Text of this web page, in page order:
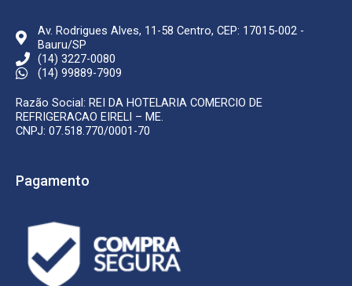
Av. Rodrigues Alves, 11-58 Centro, CEP: 17015-002 -
Bauru/SP
(14) 3227-0080
(14) 99889-7909
Razão Social: REI DA HOTELARIA COMERCIO DE
REFRIGERACAO EIRELI – ME.
CNPJ: 07.518.770/0001-70
Pagamento